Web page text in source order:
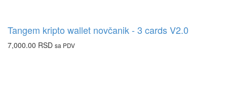
Tangem kripto wallet novčanik - 3 cards V2.0
7,000.00 RSD sa PDV